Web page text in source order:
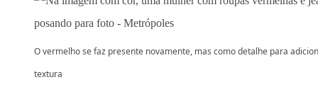
O vermelho se faz presente novamente, mas como detalhe para
textura